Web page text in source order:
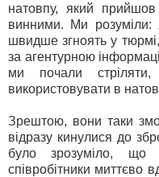
натовпу, який
винними. Ми розуміли:
швидше згноять у
за агентурною
ми почали
використовувати в
Зрештою, вони таки
відразу кинулися до
було зрозуміло,
співробітники миттєво